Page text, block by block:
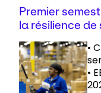
Premier
la résilience de
•
•